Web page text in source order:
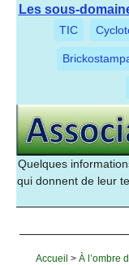
Les sous-
TIC
Quelques
qui donnent de leur
Accueil > À l’ombre